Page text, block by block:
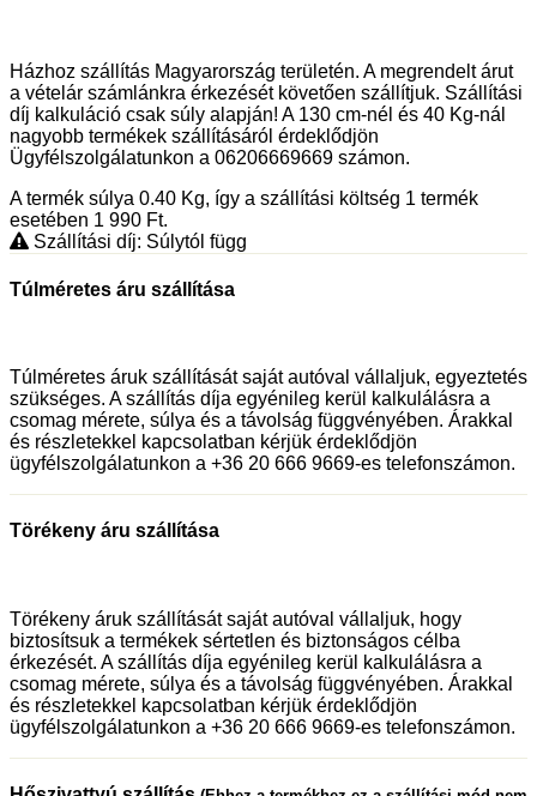
Házhoz szállítás Magyarország területén. A megrendelt árut
a vételár számlánkra érkezését követően szállítjuk. Szállítási
díj kalkuláció csak súly alapján! A 130 cm-nél és 40 Kg-nál
nagyobb termékek szállításáról érdeklődjön
Ügyfélszolgálatunkon a 06206669669 számon.
A termék súlya 0.40 Kg, így a szállítási költség 1 termék
esetében 1 990 Ft.
Szállítási díj: Súlytól függ
Túlméretes áru szállítása
Túlméretes áruk szállítását saját autóval vállaljuk, egyeztetés
szükséges. A szállítás díja egyénileg kerül kalkulálásra a
csomag mérete, súlya és a távolság függvényében. Árakkal
és részletekkel kapcsolatban kérjük érdeklődjön
ügyfélszolgálatunkon a +36 20 666 9669-es telefonszámon.
Törékeny áru szállítása
Törékeny áruk szállítását saját autóval vállaljuk, hogy
biztosítsuk a termékek sértetlen és biztonságos célba
érkezését. A szállítás díja egyénileg kerül kalkulálásra a
csomag mérete, súlya és a távolság függvényében. Árakkal
és részletekkel kapcsolatban kérjük érdeklődjön
ügyfélszolgálatunkon a +36 20 666 9669-es telefonszámon.